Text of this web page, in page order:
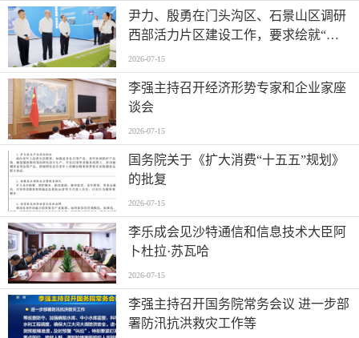
尹力、殷勇在门头沟区、石景山区调研
西部活力片区建设工作，要求绘就“山
水京西、活力永定”新图景
2026-07-15
李强主持召开经济形势专家和企业家座
谈会
2026-07-15
国务院关于《扩大消费“十五五”规划》
的批复
2026-07-15
李乐成会见沙特通信和信息技术大臣阿
卜杜拉·苏瓦哈
2026-07-15
李强主持召开国务院常务会议 进一步部
署防汛抗洪救灾工作等